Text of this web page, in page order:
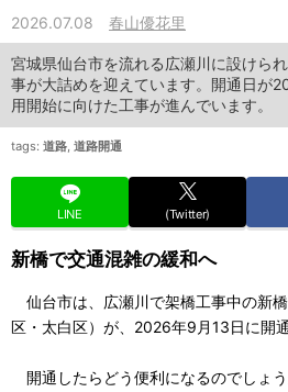
2026.07.08 春山優花里
宮城県仙台市を流れる広瀬川に設けら
事が大詰めを迎えています。開通日が
用開始に向けた工事が進んでいます。
tags: 道路, 道路開通
LINE (Twitter)
新橋で交通混雑の緩和へ
仙台市は、広瀬川で架橋工事中の新
区・太白区）が、2026年9月13日に開
開通したらどう便利になるのでしょう